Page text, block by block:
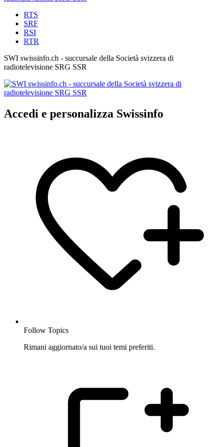
RTS
SRF
RSI
RTR
SWI swissinfo.ch - succursale della Società svizzera di
radiotelevisione SRG SSR
Accedi e personalizza Swissinfo
Follow Topics
Rimani aggiornato/a sui tuoi temi preferiti.